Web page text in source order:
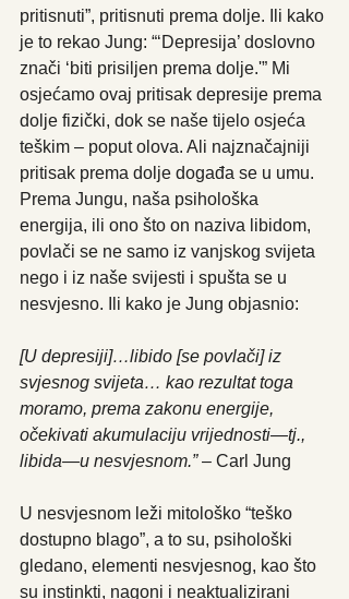
pritisnuti”, pritisnuti prema dolje. Ili kako
je to rekao Jung: “‘Depresija’ doslovno
znači ‘biti prisiljen prema dolje.'” Mi
osjećamo ovaj pritisak depresije prema
dolje fizički, dok se naše tijelo osjeća
teškim – poput olova. Ali najznačajniji
pritisak prema dolje događa se u umu.
Prema Jungu, naša psihološka
energija, ili ono što on naziva libidom,
povlači se ne samo iz vanjskog svijeta
nego i iz naše svijesti i spušta se u
nesvjesno. Ili kako je Jung objasnio:
[U depresiji]…libido [se povlači] iz
svjesnog svijeta… kao rezultat toga
moramo, prema zakonu energije,
očekivati ​​akumulaciju vrijednosti—tj.,
libida—u nesvjesnom.” – Carl Jung
U nesvjesnom leži mitološko “teško
dostupno blago”, a to su, psihološki
gledano, elementi nesvjesnog, kao što
su instinkti, nagoni i neaktualizirani